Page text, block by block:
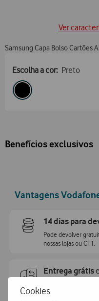
Cookies
Ver
Samsung Capa Bolso Cartões
Escolha a cor: Preto
Benefícios exclusivos
Vantagens
14 dias para
Pode devolver
nossas lojas ou CTT.
Entrega grátis
seguinte